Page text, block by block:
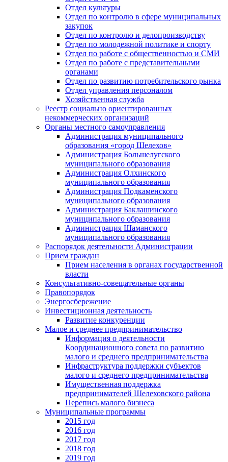
Отдел культуры
Отдел по контролю в сфере муниципальных
закупок
Отдел по контролю и делопроизводству
Отдел по молодежной политике и спорту
Отдел по работе с общественностью и СМИ
Отдел по работе с представительными
органами
Отдел по развитию потребительского рынка
Отдел управления персоналом
Хозяйственная служба
Реестр социально ориентированных
некоммерческих организаций
Органы местного самоуправления
Администрация муниципального
образования «город Шелехов»
Администрация Большелугского
муниципального образования
Администрация Олхинского
муниципального образования
Администрация Подкаменского
муниципального образования
Администрация Баклашинского
муниципального образования
Администрация Шаманского
муниципального образования
Распорядок деятельности Администрации
Прием граждан
Прием населения в органах государственной
власти
Консультативно-совещательные органы
Правопорядок
Энергосбережение
Инвестиционная деятельность
Развитие конкуренции
Малое и среднее предпринимательство
Информация о деятельности
Координационного совета по развитию
малого и среднего предпринимательства
Инфраструктура поддержки субъектов
малого и среднего предпринимательства
Имущественная поддержка
предпринимателей Шелеховского района
Перепись малого бизнеса
Муниципальные программы
2015 год
2016 год
2017 год
2018 год
2019 год